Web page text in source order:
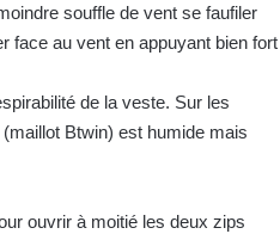
souffle de vent se faufiler
face au vent en appuyant bien fort
de la veste. Sur les
Btwin) est humide mais
ouvrir à moitié les deux zips